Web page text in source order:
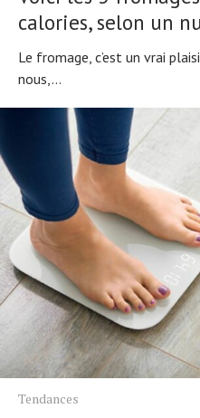
calories, selon un
Le fromage, c’est un vrai
nous,...
Tendances